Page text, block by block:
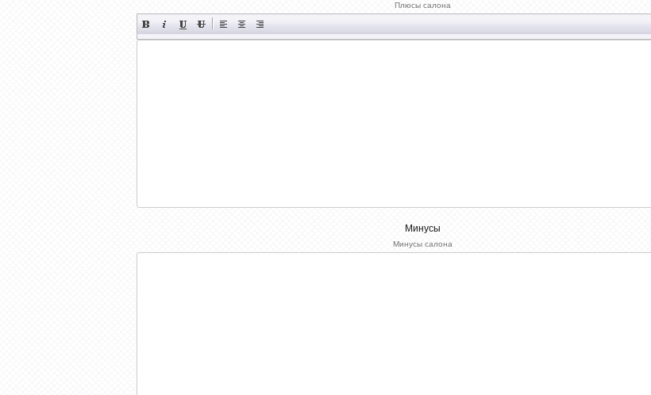
Плюсы салона
Минусы
Минусы салона